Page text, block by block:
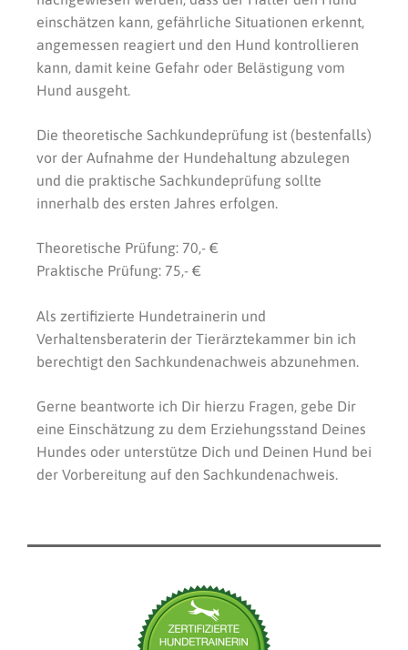
einschätzen kann, gefährliche Situationen erkennt,
angemessen reagiert und den Hund kontrollieren
kann, damit keine Gefahr oder Belästigung vom
Hund ausgeht.
Die theoretische Sachkundeprüfung ist (bestenfalls)
vor der Aufnahme der Hundehaltung abzulegen
und die praktische Sachkundeprüfung sollte
innerhalb des ersten Jahres erfolgen.
Theoretische Prüfung: 70,- €
Praktische Prüfung: 75,- €
Als zertifizierte Hundetrainerin und
Verhaltensberaterin der Tierärztekammer bin ich
berechtigt den Sachkundenachweis abzunehmen.
Gerne beantworte ich Dir hierzu Fragen, gebe Dir
eine Einschätzung zu dem Erziehungsstand Deines
Hundes oder unterstütze Dich und Deinen Hund bei
der Vorbereitung auf den Sachkundenachweis.